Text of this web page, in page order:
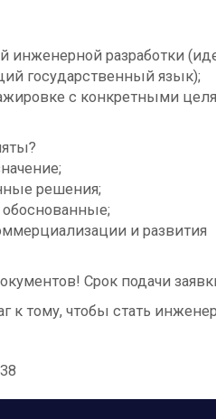
инженерной разработки
государственный язык);
с конкретными
решения;
обоснованные;
и развития
Срок подачи
к тому, чтобы стать